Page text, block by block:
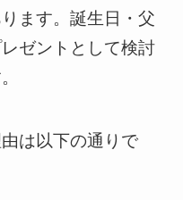
ます。誕生日・父
ゼントとして検討
は以下の通りで